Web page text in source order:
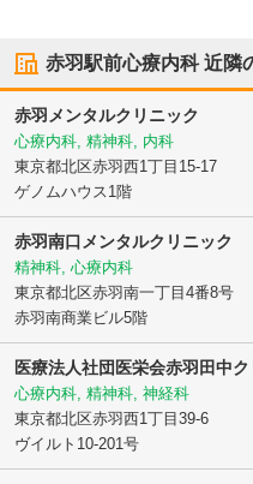
赤羽駅前心療内科近隣
赤羽メンタルクリニック
心療内科, 精神科, 内科
東京都北区赤羽西1丁目15-17
ゲノムハウス1階
赤羽南口メンタルクリニック
精神科, 心療内科
東京都北区赤羽南一丁目4番8号
赤羽南商業ビル5階
医療法人社団医栄会赤羽田中ク
心療内科, 精神科, 神経科
東京都北区赤羽西1丁目39-6
ヴイルト10-201号